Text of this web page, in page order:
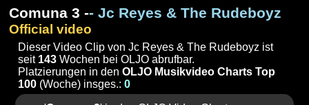
Comuna 3 -- Jc Reyes & The Rudeboyz
Official video
Dieser Video Clip von Jc Reyes & The Rudeboyz ist
seit 143 Wochen bei OLJO abrufbar.
Platzierungen in denOLJO Musikvideo Charts Top
100 (Woche) insges.:0